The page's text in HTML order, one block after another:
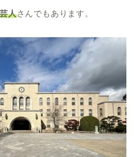
人さんでもあります。